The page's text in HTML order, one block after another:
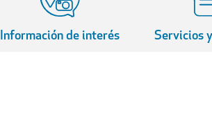
Información de interés Servicios